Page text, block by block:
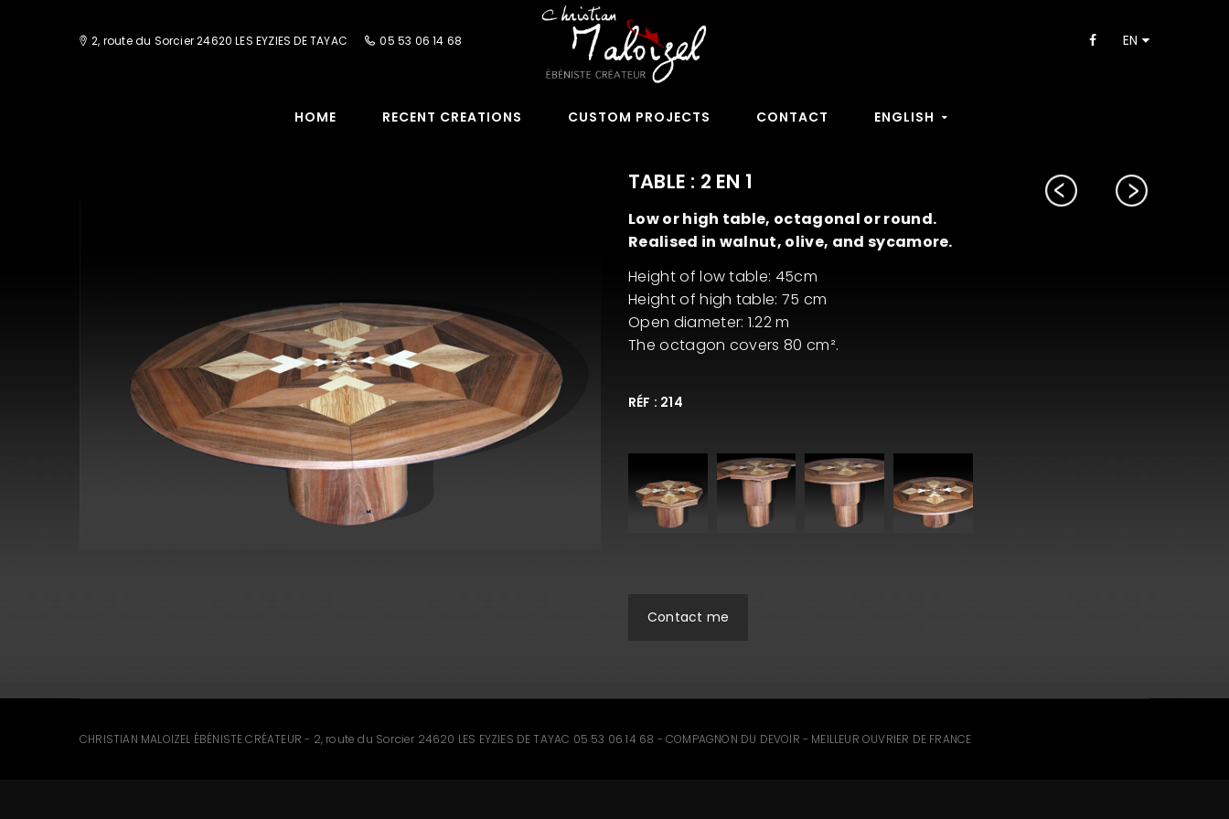
2, route du Sorcier 24620 LES EYZIES DE TAYAC 05 53 06 14 68 :EN
HOME RECENT CREATIONS CUSTOM PROJECTS CONTACT ENGLISH
TABLE : 2 EN 1
Low or high table, octagonal or round.
Realised in walnut, olive, and sycamore.
Height of low table: 45cm
Height of high table: 75 cm
Open diameter: 1.22 m
The octagon covers 80 cm².
RÉF : 214
Contact me
CHRISTIAN MALOIZEL ÉBÉNISTE CRÉATEUR - 2, route du Sorcier 24620 LES EYZIES DE TAYAC 05 53 06 14 68 - COMPAGNON DU DEVOIR - MEILLEUR OUVRIER DE FRANCE